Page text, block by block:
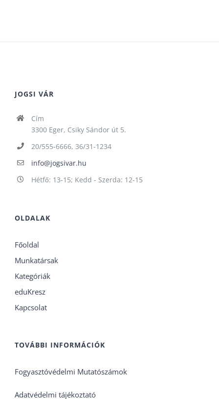
JOGSI VÁR
Cím
3300 Eger, Csiky Sándor út 5.
20/555-6666, 36/31-1234
info@jogsivar.hu
Hétfő: 13-15; Kedd - Szerda: 12-15
OLDALAK
Főoldal
Munkatársak
Kategóriák
eduKresz
Kapcsolat
TOVÁBBI INFORMÁCIÓK
Fogyasztóvédelmi Mutatószámok
Adatvédelmi tájékoztató